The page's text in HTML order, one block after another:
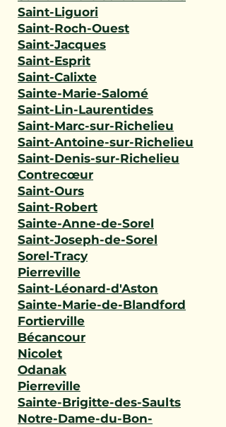
Saint-Liguori
Saint-Roch-Ouest
Saint-Jacques
Saint-Esprit
Saint-Calixte
Sainte-Marie-Salomé
Saint-Lin-Laurentides
Saint-Marc-sur-Richelieu
Saint-Antoine-sur-Richelieu
Saint-Denis-sur-Richelieu
Contrecœur
Saint-Ours
Saint-Robert
Sainte-Anne-de-Sorel
Saint-Joseph-de-Sorel
Sorel-Tracy
Pierreville
Saint-Léonard-d'Aston
Sainte-Marie-de-Blandford
Fortierville
Bécancour
Nicolet
Odanak
Pierreville
Sainte-Brigitte-des-Saults
Notre-Dame-du-Bon-